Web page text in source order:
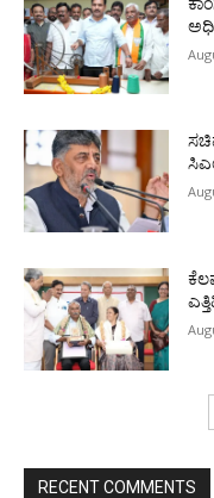
RECENT COMMENTS